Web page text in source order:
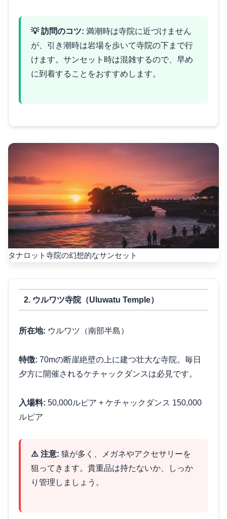
💡 訪問のコツ: 満潮時は寺院に近づけません
が、引き潮時は岩場を歩いて寺院の下まで行
けます。サンセット時は混雑するので、早め
に到着することをおすすめします。
タナロット寺院の幻想的なサンセット
2. ウルワツ寺院（Uluwatu Temple）
所在地: ウルワツ（南部半島）
特徴: 70mの断崖絶壁の上に建つ壮大な寺院。毎日
夕方に開催されるケチャックダンスは必見です。
入場料: 50,000ルピア + ケチャックダンス 150,000
ルピア
⚠️ 注意: 猿が多く、メガネやアクセサリーを
狙ってきます。貴重品は持たないか、しっか
り管理しましょう。